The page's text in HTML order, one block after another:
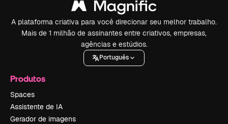
A plataforma criativa para você direcionar seu melhor trabalho.
Mais de 1 milhão de assinantes entre criativos, empresas,
agências e estúdios.
Português
Produtos
Spaces
Assistente de IA
Gerador de imagens